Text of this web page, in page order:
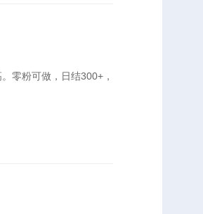
零粉可做，日结300+，